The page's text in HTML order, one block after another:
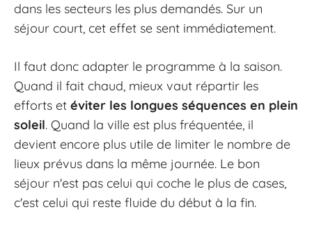
dans les secteurs les plus demandés. Sur un
séjour court, cet effet se sent immédiatement.
Il faut donc adapter le programme à la saison.
Quand il fait chaud, mieux vaut répartir les
efforts et éviter les longues séquences en plein
soleil. Quand la ville est plus fréquentée, il
devient encore plus utile de limiter le nombre de
lieux prévus dans la même journée. Le bon
séjour n'est pas celui qui coche le plus de cases,
c'est celui qui reste fluide du début à la fin.